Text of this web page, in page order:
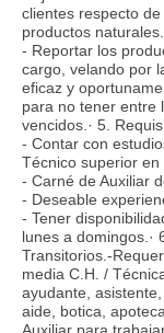
clientes respecto
productos naturales.
- Reportar los
cargo, velando por
eficaz y
para no tener entre
vencidos.· 5.
- Contar con
Técnico superior en
- Carné de Auxiliar
- Deseable
- Tener
lunes a domingos.·
Transitorios.-
media C.H. /
ayudante,
aide, botica,
Auxiliar para